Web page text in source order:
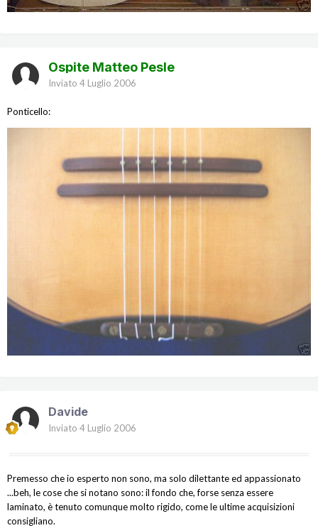
Ospite Matteo Pesle
Inviato 4 Luglio 2006
Ponticello:
Davide
Inviato 4 Luglio 2006
Premesso che io esperto non sono, ma solo dilettante ed appassionato
...beh, le cose che si notano sono: il fondo che, forse senza essere
laminato, è tenuto comunque molto rigido, come le ultime acquisizioni
consigliano.